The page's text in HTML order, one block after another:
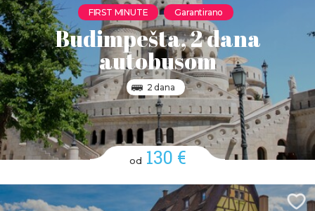
FIRST MINUTE Garantirano
Budimpešta, 2 dana
autobusom
2 dana
od 130 €